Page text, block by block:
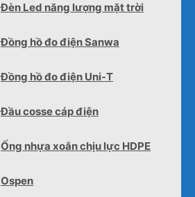
Đèn Led năng lượng mặt trời
Đồng hồ đo điện Sanwa
Đồng hồ đo điện Uni-T
Đầu cosse cáp điện
Ống nhựa xoắn chịu lực HDPE
Ospen